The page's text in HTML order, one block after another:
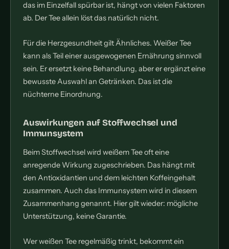
das im Einzelfall spürbar ist, hängt von vielen Faktoren
ab. Der Tee allein löst das natürlich nicht.
Für die Herzgesundheit gilt Ähnliches. Weißer Tee
kann als Teil einer ausgewogenen Ernährung sinnvoll
sein. Er ersetzt keine Behandlung, aber er ergänzt eine
bewusste Auswahl an Getränken. Das ist die
nüchterne Einordnung.
Auswirkungen auf Stoffwechsel und
Immunsystem
Beim Stoffwechsel wird weißem Tee oft eine
anregende Wirkung zugeschrieben. Das hängt mit
den Antioxidantien und dem leichten Koffeingehalt
zusammen. Auch das Immunsystem wird in diesem
Zusammenhang genannt. Hier gilt wieder: mögliche
Unterstützung, keine Garantie.
Wer weißen Tee regelmäßig trinkt, bekommt ein